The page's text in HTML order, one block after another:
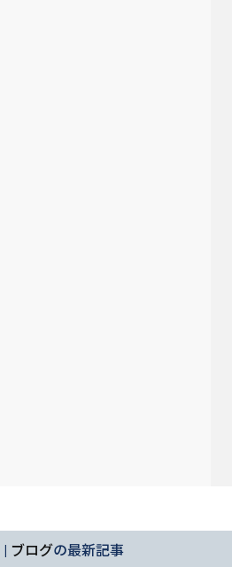
ブログの最新記事